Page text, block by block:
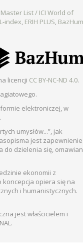
Master List / ICI World of
index, ERIH PLUS, BazHum
licencji CC BY-NC-ND 4.0.
formie elektroniczej, w
umysłów...”, jak
jest zapewnienie
do dzielenia się,
ekonomii z
opiera się na
i humanistycznych.
jest właścicielem i